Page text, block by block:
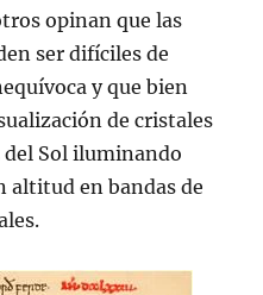
opinan que las
ser difíciles de
y que bien
de cristales
del Sol iluminando
altitud en bandas de